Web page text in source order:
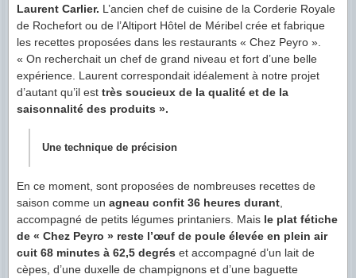
Laurent Carlier. L’ancien chef de cuisine de la Corderie Royale
de Rochefort ou de l’Altiport Hôtel de Méribel crée et fabrique
les recettes proposées dans les restaurants « Chez Peyro ».
« On recherchait un chef de grand niveau et fort d’une belle
expérience. Laurent correspondait idéalement à notre projet
d’autant qu’il est très soucieux de la qualité et de la
saisonnalité des produits ».
Une technique de précision
En ce moment, sont proposées de nombreuses recettes de
saison comme un agneau confit 36 heures durant,
accompagné de petits légumes printaniers. Mais le plat fétiche
de « Chez Peyro » reste l’œuf de poule élevée en plein air
cuit 68 minutes à 62,5 degrés et accompagné d’un lait de
cèpes, d’une duxelle de champignons et d’une baguette